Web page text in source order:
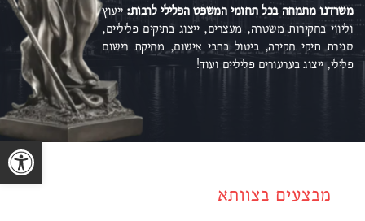
משרדנו מתמחה בכל תחומי המשפט הפלילילרבות:ייעוץ
וליווי בחקירות משטרה, מעצרים, ייצוג בתיקים פליליים,
סגירת תיקי חקירה, ביטול כתבי אישום, מחיקת רישום
פלילי, ייצוג בערעורים פליליים ועוד!
מבצעים בצוותא
פתח סרגל נגישות